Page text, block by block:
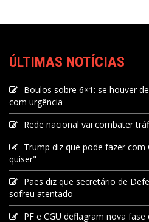
ÚLTIMAS NOTÍCIAS
Boulos sobre 6×1: se houver
com urgência
Rede nacional vai combater
Trump diz que pode fazer com
quiser"
Paes diz que secretário de
sofreu atentado
PF e CGU deflagram nova